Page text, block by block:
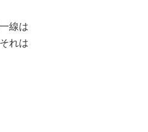
線は
れは